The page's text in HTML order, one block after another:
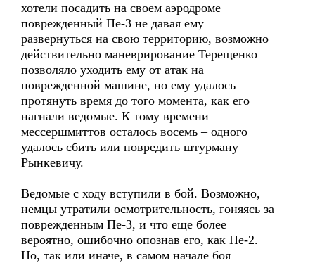
хотели посадить на своем аэродроме
поврежденный Пе-3 не давая ему
развернуться на свою территорию, возможно
действительно маневрирование Терещенко
позволяло уходить ему от атак на
поврежденной машине, но ему удалось
протянуть время до того момента, как его
нагнали ведомые. К тому времени
мессершмиттов осталось восемь – одного
удалось сбить или повредить штурману
Рынкевичу.
Ведомые с ходу вступили в бой. Возможно,
немцы утратили осмотрительность, гоняясь за
поврежденным Пе-3, и что еще более
вероятно, ошибочно опознав его, как Пе-2.
Но, так или иначе, в самом начале боя